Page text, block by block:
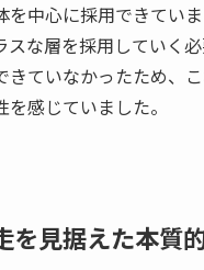
中心に採用できてい
な層を採用していく
ていなかったため、
感じていました。
を見据えた本質